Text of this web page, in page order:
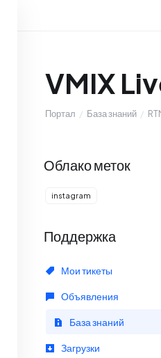
VMIX
Портал База знаний
Облако меток
instagram
Поддержка
Мои тикеты
Объявления
База знаний
Загрузки